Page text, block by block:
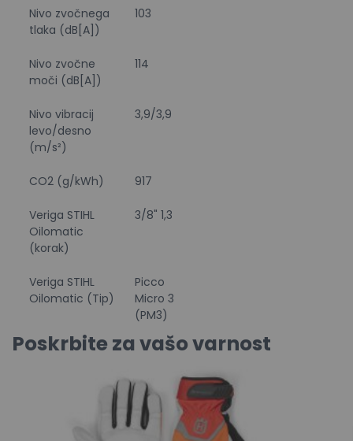
Nivo zvočnega
tlaka (dB[A])
103
Nivo zvočne
moči (dB[A])
114
Nivo vibracij
levo/desno
(m/s²)
3,9/3,9
CO2 (g/kWh) 917
Veriga STIHL
Oilomatic
(korak)
3/8" 1,3
Veriga STIHL
Oilomatic (Tip)
Picco
Micro 3
(PM3)
Poskrbite za vašo varnost